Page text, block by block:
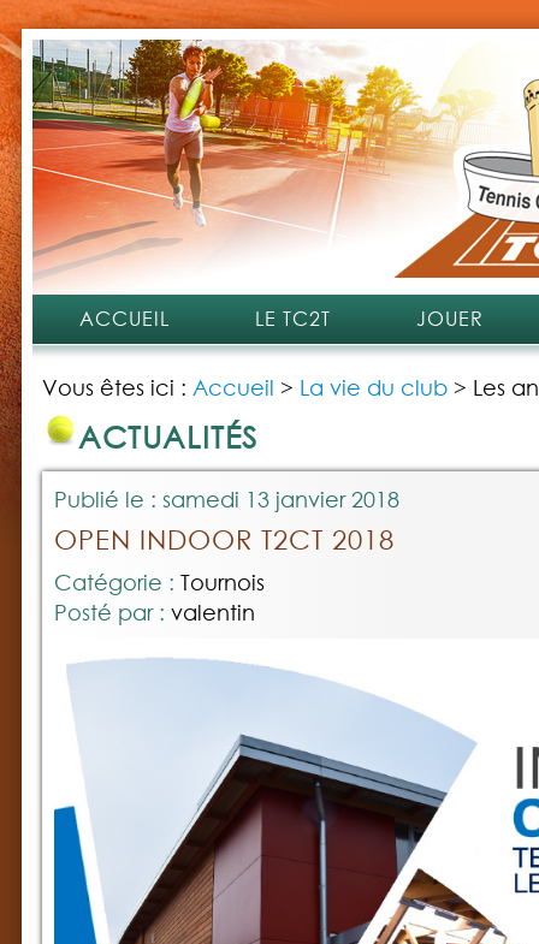
ACCUEIL LE TC2T JOUER
Vous êtes ici : Accueil > La vie du club > Les
ACTUALITÉS
Publié le : samedi 13 janvier 2018
OPEN INDOOR T2CT 2018
Catégorie : Tournois
Posté par : valentin